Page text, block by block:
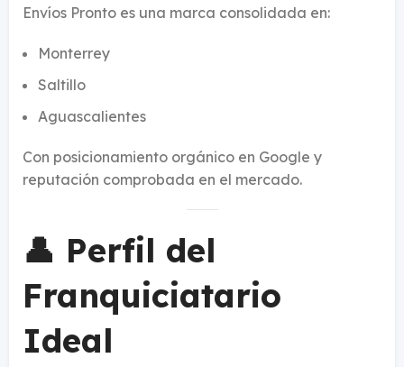
Envíos Pronto es una marca consolidada en:
Monterrey
Saltillo
Aguascalientes
Con posicionamiento orgánico en Google y
reputación comprobada en el mercado.
👤 Perfil del
Franquiciatario
Ideal